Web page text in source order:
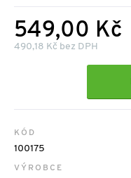
549,00 Kč
490,18 Kč bez DPH
KÓD
100175
VÝROBCE